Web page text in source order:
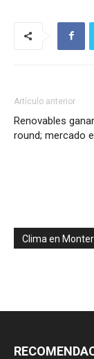
Artículo anterior
Renovables
round; mercado
Clima en